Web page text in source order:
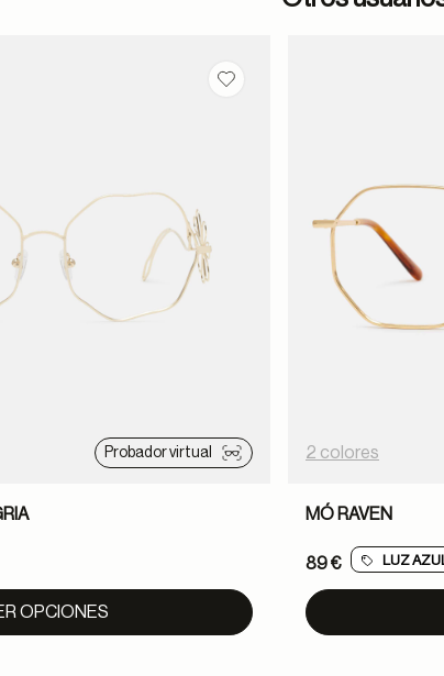
Guardar en favoritos
Probador virtual
OPCIONES
2 colores
MÓ RAVEN
89 € LUZ